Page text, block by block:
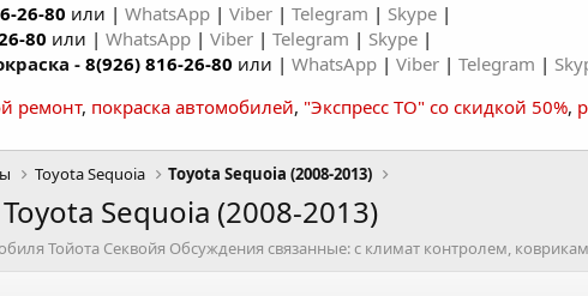
26-80 или | WhatsApp | Viber | Telegram | Skype |
80 или | WhatsApp | Viber | Telegram | Skype |
- 8(926) 816-26-80 или | WhatsApp | Viber | Telegram |
ремонт, покраска автомобилей, "Экспресс ТО" со скидкой 50%,
Toyota Sequoia Toyota Sequoia (2008-2013)
Sequoia (2008-2013)
Тойота Секвойя Обсуждения связанные: с климат контролем,